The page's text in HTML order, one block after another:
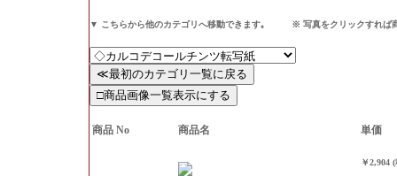
▼ こちらから他のカテゴリへ移動できます｡ ※ 写真をクリックすれば商
商品 No 商品名 単価
￥2,904